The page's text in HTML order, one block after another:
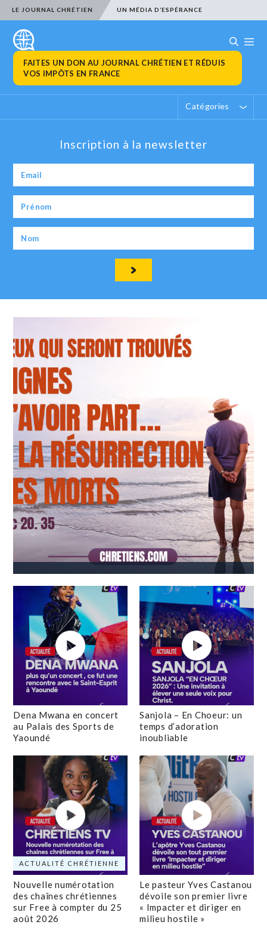
LE JOURNAL CHRÉTIEN UN MÉDIA D’ESPÉRANCE
FAITES UN DON AU JOURNAL CHRÉTIEN ET RÉDUIS
VOS IMPÔTS EN FRANCE
Catégories
Inscription à la newsletter
Dena Mwana en concert
au Palais des Sports de
Yaoundé
Sanjola – En Choeur: un
temps d’adoration
inoubliable
ACTUALITÉ CHRÉTIENNE
Nouvelle numérotation
des chaînes chrétiennes
sur Free à compter du 25
août 2026
Le pasteur Yves Castanou
dévoile son premier livre
« Impacter et diriger en
milieu hostile »